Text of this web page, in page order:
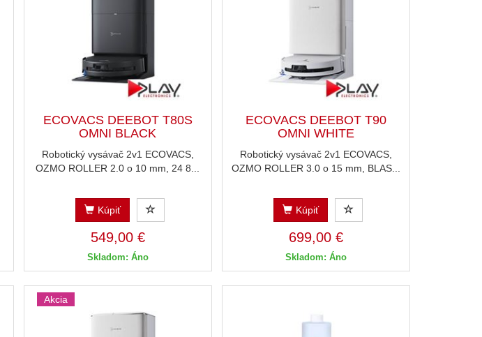
ECOVACS DEEBOT T80S
OMNI BLACK
Robotický vysávač 2v1 ECOVACS,
OZMO ROLLER 2.0 o 10 mm, 24 8...
Kúpiť
549,00 €
Skladom: Áno
ECOVACS DEEBOT T90
OMNI WHITE
Robotický vysávač 2v1 ECOVACS,
OZMO ROLLER 3.0 o 15 mm, BLAS...
Kúpiť
699,00 €
Skladom: Áno
Akcia